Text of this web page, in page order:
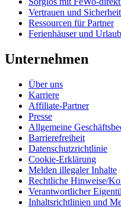
Vertrauen und Sicherheit
Ressourcen für Partner
Ferienhäuser und
Unternehmen
Über uns
Karriere
Affiliate-Partner
Presse
Allgemeine
Barrierefreiheit
Datenschutzrichtlinie
Cookie-Erklärung
Melden illegaler Inhalte
Rechtliche Hinweise/
Verantwortlicher
Inhaltsrichtlinien und